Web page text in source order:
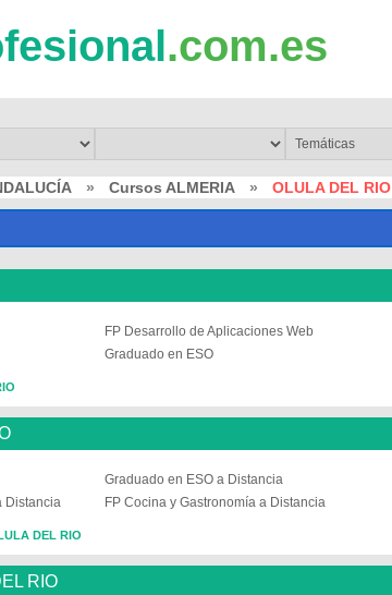
.com.es
» Cursos ALMERIA » OLULA DEL RIO
FP Desarrollo de Aplicaciones Web
Graduado en ESO
Graduado en ESO a Distancia
Distancia
FP Cocina y Gastronomía a Distancia
DEL RIO
RIO